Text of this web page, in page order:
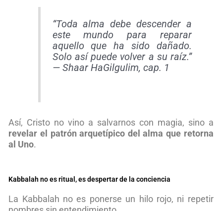
“Toda alma debe descender a
este mundo para reparar
aquello que ha sido dañado.
Solo así puede volver a su raíz.”
— Shaar HaGilgulim, cap. 1
Así, Cristo no vino a salvarnos con magia, sino a
revelar el patrón arquetípico del alma que retorna
al Uno.
Kabbalah no es ritual, es despertar de la conciencia
La Kabbalah no es ponerse un hilo rojo, ni repetir